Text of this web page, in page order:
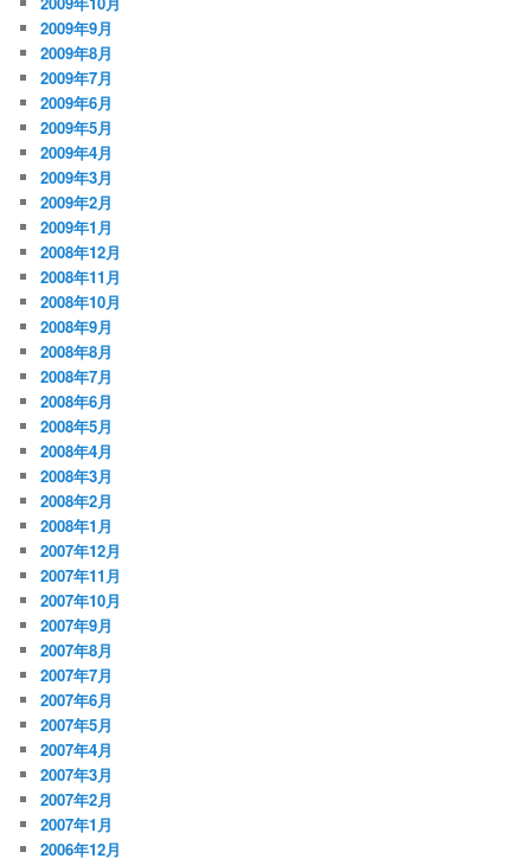
2009年9月
2009年8月
2009年7月
2009年6月
2009年5月
2009年4月
2009年3月
2009年2月
2009年1月
2008年12月
2008年11月
2008年10月
2008年9月
2008年8月
2008年7月
2008年6月
2008年5月
2008年4月
2008年3月
2008年2月
2008年1月
2007年12月
2007年11月
2007年10月
2007年9月
2007年8月
2007年7月
2007年6月
2007年5月
2007年4月
2007年3月
2007年2月
2007年1月
2006年12月